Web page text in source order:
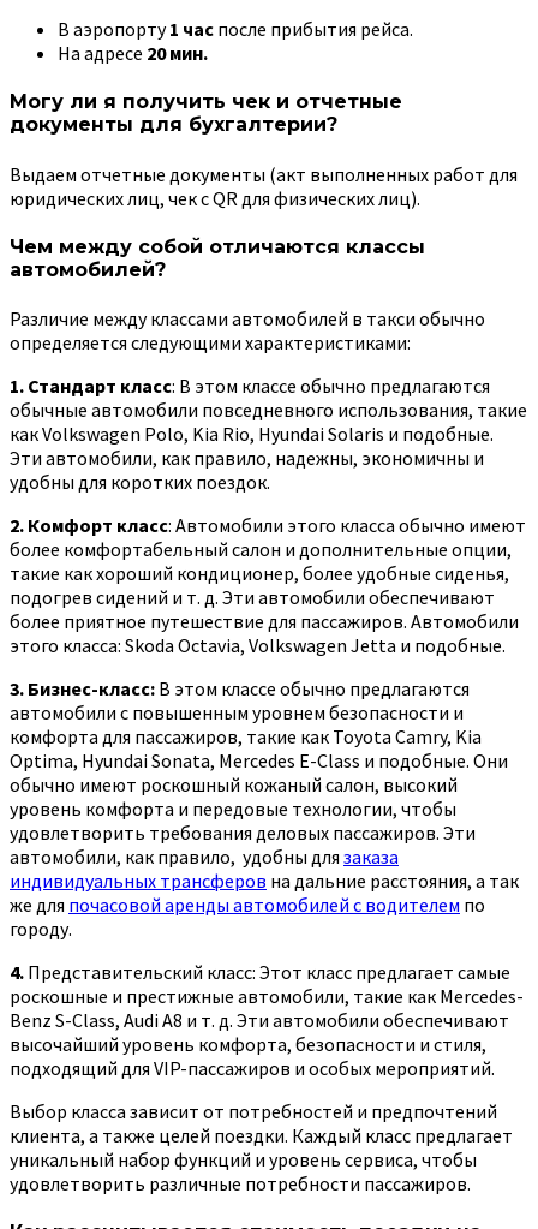
В аэропорту1 час после прибытия рейса.
На адресе 20 мин.
Могу ли я получить чек и отчетные
документы для бухгалтерии?
Выдаем отчетные документы (акт выполненных работ для
юридических лиц, чек с QR для физических лиц).
Чем между собой отличаются классы
автомобилей?
Различие между классами автомобилей в такси обычно
определяется следующими характеристиками:
1. Стандарт класс: В этом классе обычно предлагаются
обычные автомобили повседневного использования, такие
какVolkswagen Polo, Kia Rio, Hyundai Solaris и подобные.
Эти автомобили, как правило, надежны, экономичны и
удобны для коротких поездок.
2. Комфорт класс: Автомобили этого класса обычно имеют
более комфортабельный салон и дополнительные опции,
такие как хороший кондиционер, более удобные сиденья,
подогрев сидений и т. д. Эти автомобили обеспечивают
более приятное путешествие для пассажиров. Автомобили
этого класса: Skoda Octavia, Volkswagen Jetta и подобные.
3. Бизнес-класс: В этом классе обычно предлагаются
автомобили с повышенным уровнем безопасности и
комфорта для пассажиров, такие как Toyota Camry, Kia
Optima, Hyundai Sonata, Mercedes E-Сlass и подобные. Они
обычно имеют роскошный кожаный салон, высокий
уровень комфорта и передовые технологии, чтобы
удовлетворить требования деловых пассажиров. Эти
автомобили, как правило, удобны для заказа
индивидуальных трансферов на дальние расстояния, а так
же для почасовой аренды автомобилей с водителем по
городу.
4. Представительский класс: Этот класс предлагает самые
роскошные и престижные автомобили, такие как Mercedes-
Benz S-Class, Audi A8 и т. д. Эти автомобили обеспечивают
высочайший уровень комфорта, безопасности и стиля,
подходящий для VIP-пассажиров и особых мероприятий.
Выбор класса зависит от потребностей и предпочтений
клиента, а также целей поездки. Каждый класс предлагает
уникальный набор функций и уровень сервиса, чтобы
удовлетворить различные потребности пассажиров.